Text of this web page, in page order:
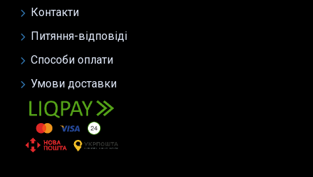
Контакти
Питяння-відповіді
Способи оплати
Умови доставки